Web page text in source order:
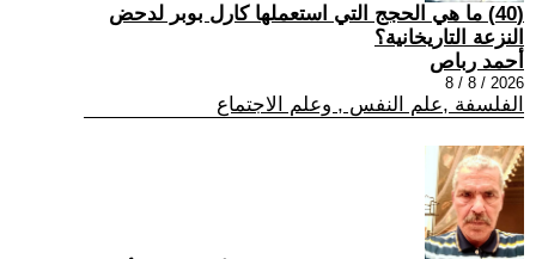
(40) ما هي الحجج التي استعملها كارل بوبر لدحض
النزعة التاريخانية؟
أحمد رباص
2026 / 8 / 8
الفلسفة ,علم النفس , وعلم الاجتماع